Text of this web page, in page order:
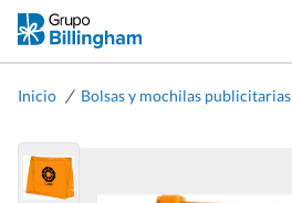
Inicio / Bolsas y mochilas publicitarias